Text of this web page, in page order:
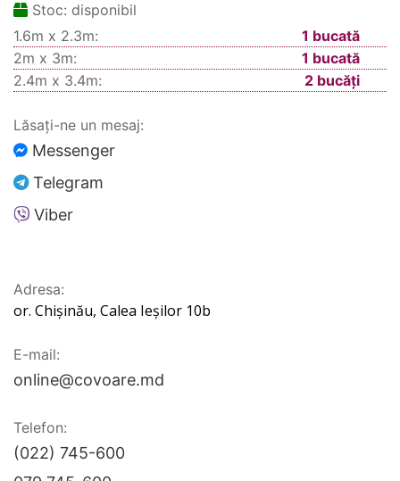
Stoc: disponibil
1.6m x 2.3m:
1 bucată
2m x 3m:
1 bucată
2.4m x 3.4m:
2 bucăți
Lăsați-ne un mesaj:
Messenger
Telegram
Viber
Adresa:
or. Chișinău, Calea Ieșilor 10b
E-mail:
online@covoare.md
Telefon:
(022) 745-600